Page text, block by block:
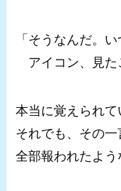
「そうなんだ。
アイコン、見た
本当に覚えられて
それでも、その
全部報われたよう